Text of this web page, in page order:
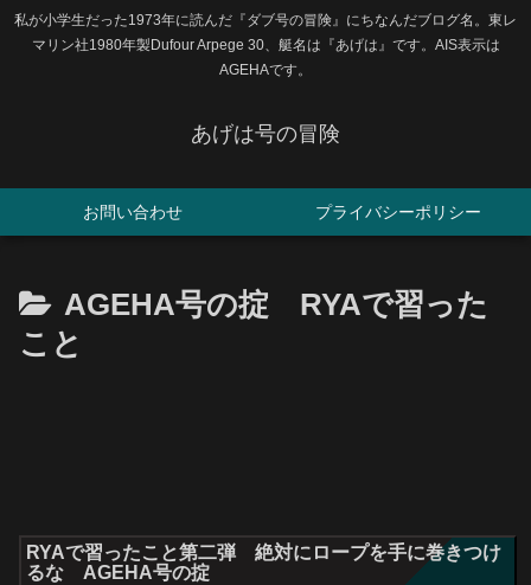
私が小学生だった1973年に読んだ『ダブ号の冒険』にちなんだブログ名。東レ
マリン社1980年製Dufour Arpege 30、艇名は『あげは』です。AIS表示は
AGEHAです。
あげは号の冒険
お問い合わせ プライバシーポリシー
AGEHA号の掟 RYAで習った
こと
RYAで習ったこと第二弾 絶対にロープを手に巻きつけ
るな AGEHA号の掟